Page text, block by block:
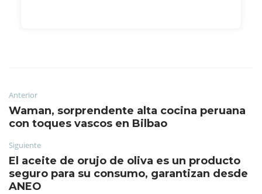
Anterior
Waman, sorprendente alta cocina peruana
con toques vascos en Bilbao
Siguiente
El aceite de orujo de oliva es un producto
seguro para su consumo, garantizan desde
ANEO